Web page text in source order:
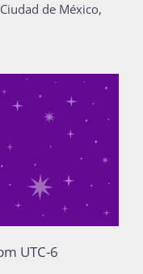
de México,
UTC-6